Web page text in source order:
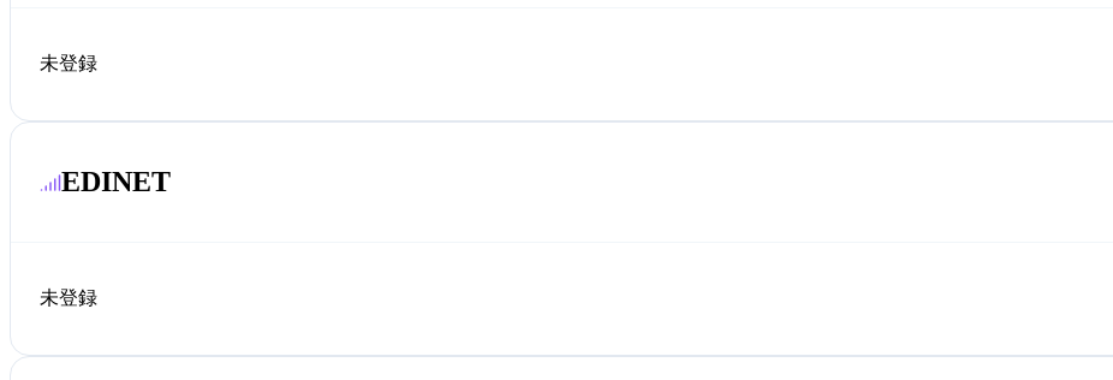
未登録
EDINET
未登録